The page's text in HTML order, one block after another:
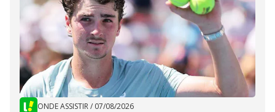
ONDE ASSISTIR/ 07/08/2026